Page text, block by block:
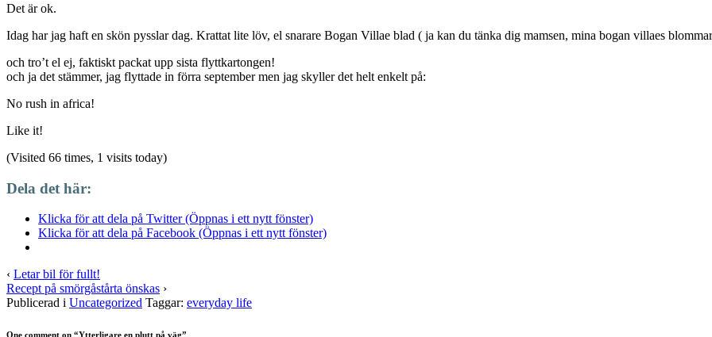
Det är ok.
Idag har jag haft en skön pysslar dag. Krattat lite löv, el snarare Bogan Villae blad ( ja kan du tänka dig mamsen, mina bogan villaes
och tro’t el ej, faktiskt packat upp sista flyttkartongen!
och ja det stämmer, jag flyttade in förra september men jag skyller det helt enkelt på:
No rush in africa!
Like it!
(Visited 66 times, 1 visits today)
Dela det här:
Klicka för att dela på Twitter (Öppnas i ett nytt fönster)
Klicka för att dela på Facebook (Öppnas i ett nytt fönster)
‹ Letar bil för fullt!
Recept på smörgåstårta önskas ›
Publicerad i Uncategorized Taggar: everyday life
One comment on “Ytterligare en plutt på väg”